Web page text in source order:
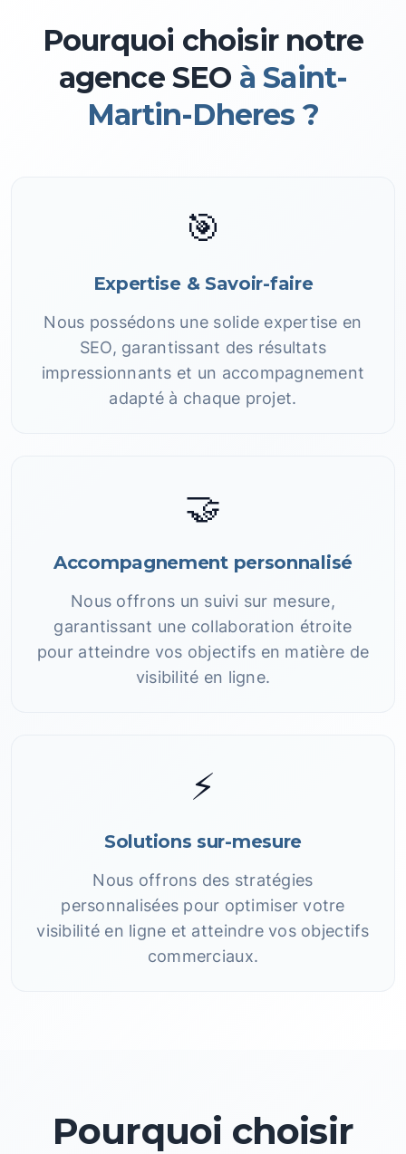
Pourquoi choisir notre
agence SEO à Saint-
Martin-Dheres ?
🎯
Expertise & Savoir-faire
Nous possédons une solide expertise en
SEO, garantissant des résultats
impressionnants et un accompagnement
adapté à chaque projet.
🤝
Accompagnement personnalisé
Nous offrons un suivi sur mesure,
garantissant une collaboration étroite
pour atteindre vos objectifs en matière de
visibilité en ligne.
⚡
Solutions sur-mesure
Nous offrons des stratégies
personnalisées pour optimiser votre
visibilité en ligne et atteindre vos objectifs
commerciaux.
Pourquoi choisir